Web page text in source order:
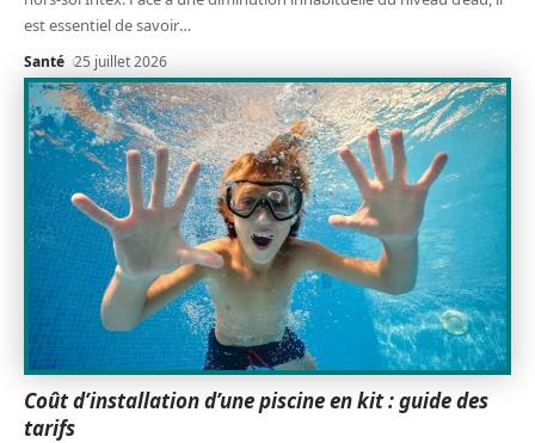
est essentiel de savoir…
Santé 25 juillet 2026
Coût d’installation d’une piscine en kit : guide des
tarifs